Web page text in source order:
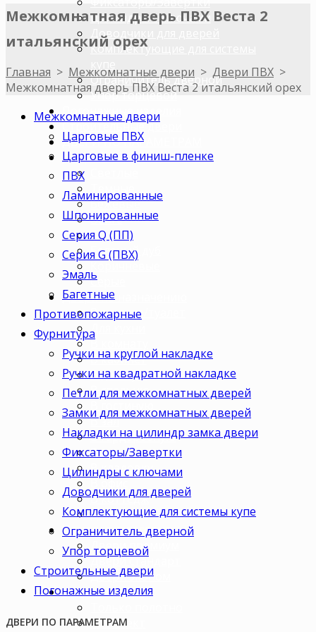
Цилиндры с ключами
Доводчики для дверей
Комплектующие для системы
Ограничитель дверной
Упор торцевой
Погонажные изделия
Строительные двери
ДВЕРИ ПО ПАРАМЕТРАМ
Двери по цветам
Бежевые
Венге
Орех
Беленый дуб
Коричневые
Серые
Двери по назначению
В ванную/туалет
Для кухни
В комнату
В кабинет
В детскую
В спальню
В зал
В гардеробную
В коридор
В кладовку
В офис
В коттедж
Для дачи
Ценовая категория
Двери премиум
Двери стандарт
Двери эконом
Комплектация
Комплект
Межкомнатная дверь ПВХ Веста 2
итальянский орех
Главная > Межкомнатные двери > Двери ПВХ >
Межкомнатная дверь ПВХ Веста 2 итальянский орех
Межкомнатные двери
Царговые ПВХ
Царговые в финиш-пленке
ПВХ
Ламинированные
Шпонированные
Серия Q (ПП)
Серия G (ПВХ)
Эмаль
Багетные
Противопожарные
Фурнитура
Ручки на круглой накладке
Ручки на квадратной накладке
Петли для межкомнатных дверей
Замки для межкомнатных дверей
Накладки на цилиндр замка двери
Фиксаторы/Завертки
Цилиндры с ключами
Доводчики для дверей
Комплектующие для системы купе
Ограничитель дверной
Упор торцевой
Строительные двери
Погонажные изделия
ДВЕРИ ПО ПАРАМЕТРАМ